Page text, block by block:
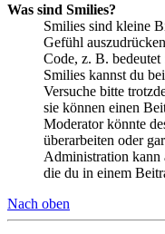
Was sind Smilies?
Smilies sind kleine
Gefühl
Code, z. B.
Smilies kannst du
Versuche bitte
sie können einen
Moderator könnte
überarbeiten oder
Administration kann
die du in einem
Nach oben